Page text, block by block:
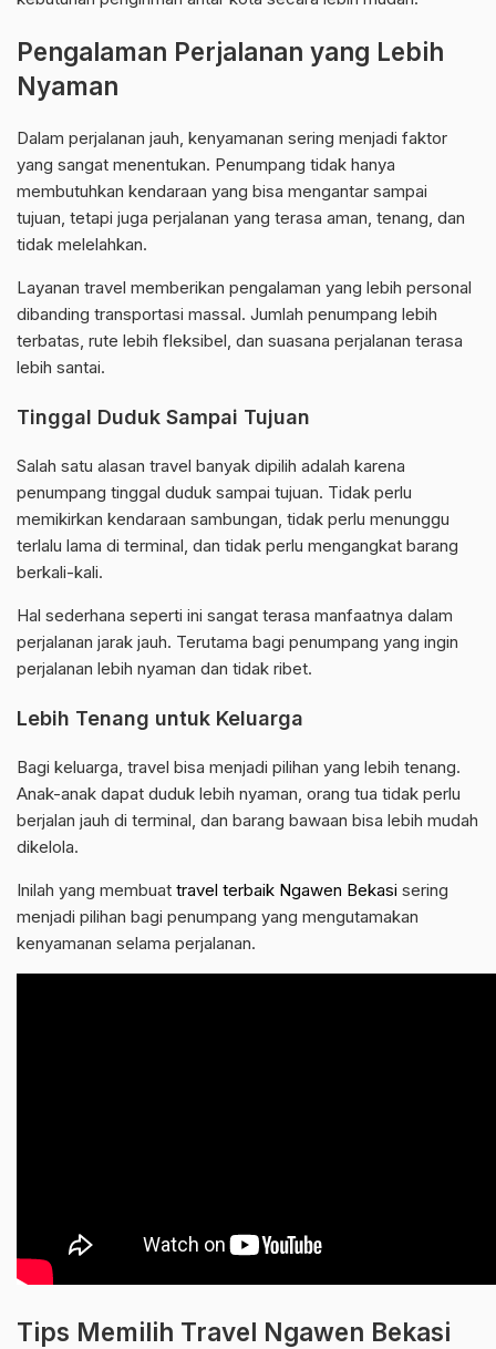
Pengalaman Perjalanan yang Lebih
Nyaman
Dalam perjalanan jauh, kenyamanan sering menjadi faktor
yang sangat menentukan. Penumpang tidak hanya
membutuhkan kendaraan yang bisa mengantar sampai
tujuan, tetapi juga perjalanan yang terasa aman, tenang, dan
tidak melelahkan.
Layanan travel memberikan pengalaman yang lebih personal
dibanding transportasi massal. Jumlah penumpang lebih
terbatas, rute lebih fleksibel, dan suasana perjalanan terasa
lebih santai.
Tinggal Duduk Sampai Tujuan
Salah satu alasan travel banyak dipilih adalah karena
penumpang tinggal duduk sampai tujuan. Tidak perlu
memikirkan kendaraan sambungan, tidak perlu menunggu
terlalu lama di terminal, dan tidak perlu mengangkat barang
berkali-kali.
Hal sederhana seperti ini sangat terasa manfaatnya dalam
perjalanan jarak jauh. Terutama bagi penumpang yang ingin
perjalanan lebih nyaman dan tidak ribet.
Lebih Tenang untuk Keluarga
Bagi keluarga, travel bisa menjadi pilihan yang lebih tenang.
Anak-anak dapat duduk lebih nyaman, orang tua tidak perlu
berjalan jauh di terminal, dan barang bawaan bisa lebih mudah
dikelola.
Inilah yang membuat travel terbaik Ngawen Bekasi sering
menjadi pilihan bagi penumpang yang mengutamakan
kenyamanan selama perjalanan.
Tips Memilih Travel Ngawen Bekasi